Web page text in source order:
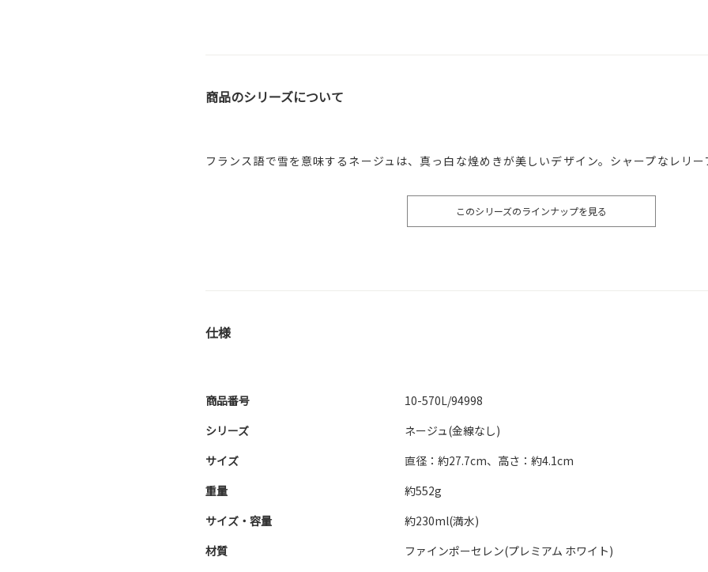
商品のシリーズについて
フランス語で雪を意味するネージュは、真っ白な煌めきが美しいデザイン。シャープなレリー
このシリーズのラインナップを見る
仕様
商品番号
10-570L/94998
シリーズ
ネージュ(金線なし)
サイズ
直径：約27.7cm、高さ：約4.1cm
重量
約552g
サイズ・容量
約230ml(満水)
材質
ファインポーセレン(プレミアム ホワイト)